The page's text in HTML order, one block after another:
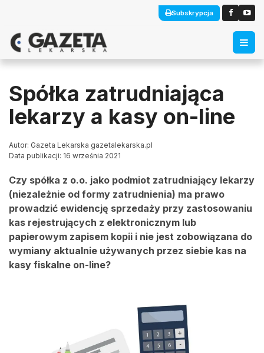
Subskrypcja
Spółka zatrudniająca
lekarzy a kasy on-line
Autor: Gazeta Lekarska gazetalekarska.pl
Data publikacji: 16 września 2021
Czy spółka z o.o. jako podmiot zatrudniający lekarzy
(niezależnie od formy zatrudnienia) ma prawo
prowadzić ewidencję sprzedaży przy zastosowaniu
kas rejestrujących z elektronicznym lub
papierowym zapisem kopii i nie jest zobowiązana do
wymiany aktualnie używanych przez siebie kas na
kasy fiskalne on-line?